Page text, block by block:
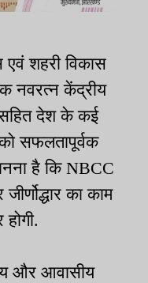
शहरी विकास
नवरत्न केंद्रीय
देश के कई
सफलतापूर्वक
है कि NBCC
का काम
और आवासीय